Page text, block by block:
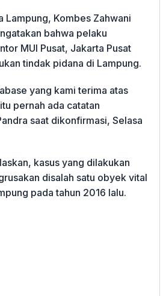
Lampung, Kombes Zahwani
bahwa pelaku
MUI Pusat, Jakarta Pusat
tindak pidana di Lampung.
yang kami terima atas
pernah ada catatan
saat dikonfirmasi, Selasa
kasus yang dilakukan
disalah satu obyek vital
pada tahun 2016 lalu.